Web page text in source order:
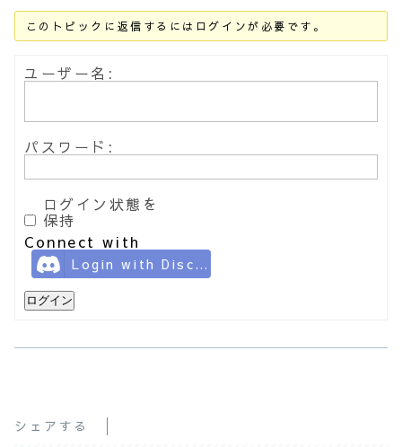
このトピックに返信するにはログインが必要です。
ユーザー名:
パスワード:
ログイン状態を
保持
Connect with
Login with Discord
ログイン
シェアする